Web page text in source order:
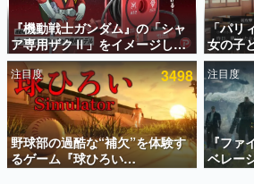
アプリセール情報
インタビュー
連載・特集一覧
殿堂入り記事
SNS拡散数が数千以上！ ペー
ど。多くの人々に読まれた、電
事をまとめました。
『機動戦士ガンダム』の「シャ
ア専用ザクⅡ」をイメージした
散水ホースリールが予約開始。
本体にはシャアのパーソナルマ
ークやジオン公国軍のエンブレ
ム、型式番号などを配置
「パリ
女の子
恋愛ゲ
ルライ
敗する
注目度 3498
野球部の過酷な“補欠”を体験す
るゲーム『球ひろい
Simulator』が「1件」のウィッ
注目度
『ファ
ベレー
26日早